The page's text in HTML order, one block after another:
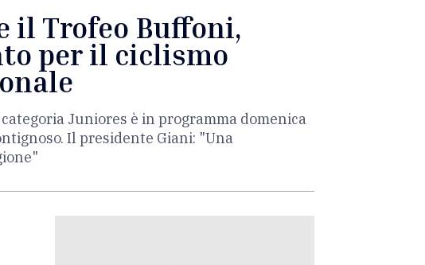
il Trofeo Buffoni,
per il ciclismo
Juniores è in programma domenica
Il presidente Giani: "Una